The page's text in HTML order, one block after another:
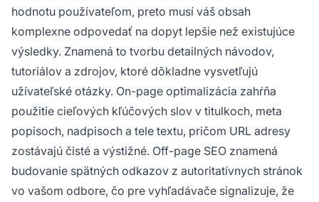
hodnotu používateľom, preto musí váš obsah
komplexne odpovedať na dopyt lepšie než existujúce
výsledky. Znamená to tvorbu detailných návodov,
tutoriálov a zdrojov, ktoré dôkladne vysvetľujú
užívateľské otázky. On-page optimalizácia zahŕňa
použitie cieľových kľúčových slov v titulkoch, meta
popisoch, nadpisoch a tele textu, pričom URL adresy
zostávajú čisté a výstižné. Off-page SEO znamená
budovanie spätných odkazov z autoritatívnych stránok
vo vašom odbore, čo pre vyhľadávače signalizuje, že